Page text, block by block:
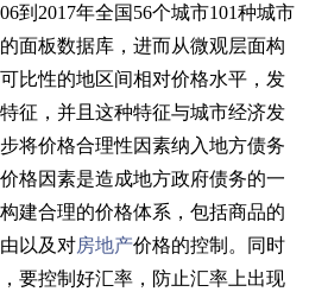
到2017年全国56个城市101种城市
面板数据库，进而从微观层面构
比性的地区间相对价格水平，发
征，并且这种特征与城市经济发
将价格合理性因素纳入地方债务
格因素是造成地方政府债务的一
建合理的价格体系，包括商品的
以及对房地产价格的控制。同时
要控制好汇率，防止汇率上出现